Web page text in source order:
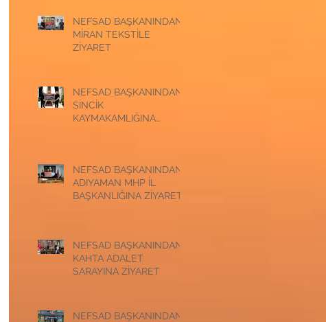
NEFSAD BAŞKANINDAN
MİRAN TEKSTİLE
ZİYARET
NEFSAD BAŞKANINDAN
SİNCİK
KAYMAKAMLIĞINA
NEFSAD BAŞKANINDAN
ADIYAMAN MHP İL
BAŞKANLIĞINA ZİYARET
NEFSAD BAŞKANINDAN
KAHTA ADALET
SARAYINA ZİYARET
NEFSAD BAŞKANINDAN